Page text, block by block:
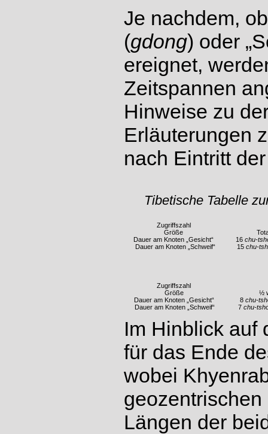
Je nachdem,
(gdong) oder
ereignet,
Zeitspannen
Hinweise zu
Erläuterungen
nach Eintritt
Tibetische Tabelle
Zugriffszahl
Größe
Dauer am Knoten „Gesicht“
16 chu-
Dauer am Knoten „Schweif“
15 chu-
Zugriffszahl
Größe
½
Dauer am Knoten „Gesicht“
8 chu-
Dauer am Knoten „Schweif“
7 chu-
Im Hinblick auf
für das Ende
wobei
Längen der